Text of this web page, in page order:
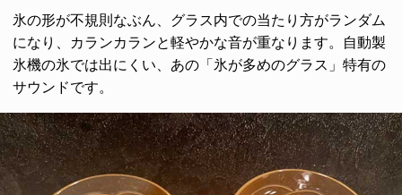
氷の形が不規則なぶん、グラス内での当たり方がランダム
になり、カランカランと軽やかな音が重なります。自動製
氷機の氷では出にくい、あの「氷が多めのグラス」特有の
サウンドです。